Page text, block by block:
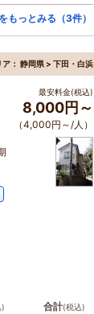
もっとみる（3件）
： 静岡県 > 下田・白浜
最安料金(税込)
8,000円～
（4,000円～/人）
) 合計(税込)